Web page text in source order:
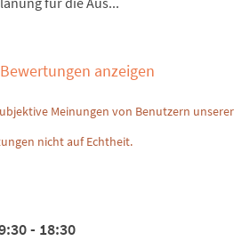
anzeigen
Meinungen von Benutzern unserer
nicht auf Echtheit.
- 18:30